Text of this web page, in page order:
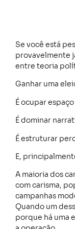
Se você está
provavelmente
entre teoria
Ganhar uma
É ocupar
É dominar
É estruturar
E,
A maioria dos
com carisma,
campanhas
Quando um
porque há uma